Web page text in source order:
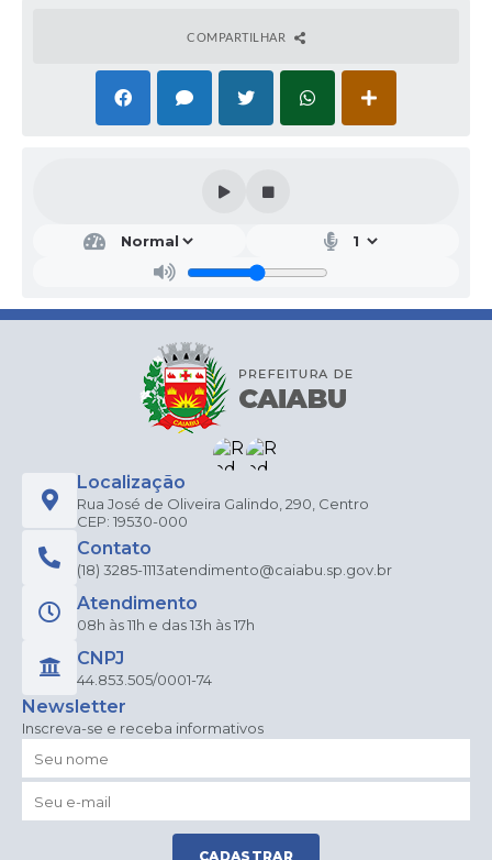
COMPARTILHAR
Localização
Rua José de Oliveira Galindo, 290, Centro
CEP: 19530-000
Contato
(18) 3285-1113atendimento@caiabu.sp.gov.br
Atendimento
08h às 11h e das 13h às 17h
CNPJ
44.853.505/0001-74
Newsletter
Inscreva-se e receba informativos
CADASTRAR